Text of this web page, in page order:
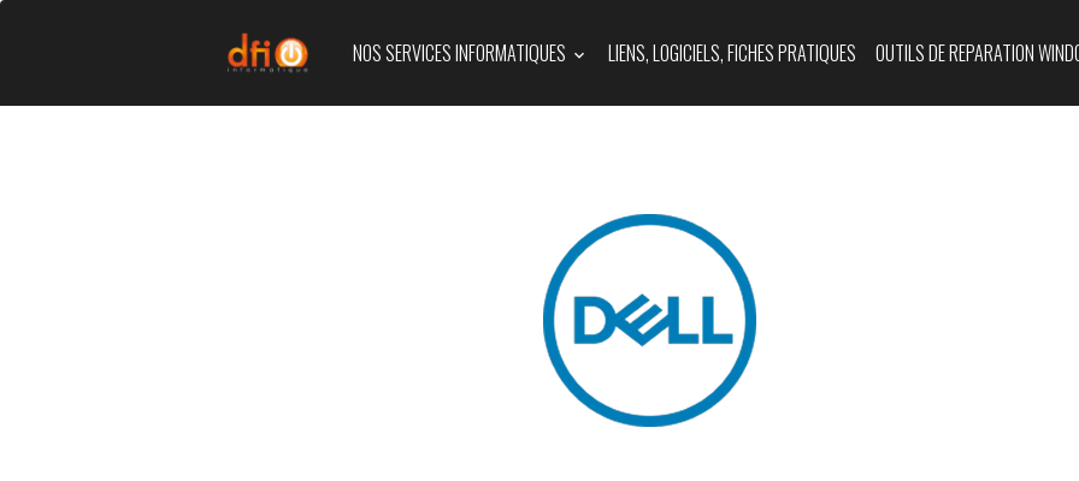
NOS SERVICES INFORMATIQUES LIENS, LOGICIELS, FICHES PRATIQUES OUTILS DE REPARATION